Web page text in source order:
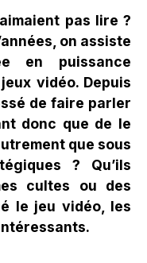
pas lire ?
on assiste
en puissance
vidéo. Depuis
de faire parler
donc que de le
que sous
? Qu’ils
cultes ou des
le jeu vidéo, les